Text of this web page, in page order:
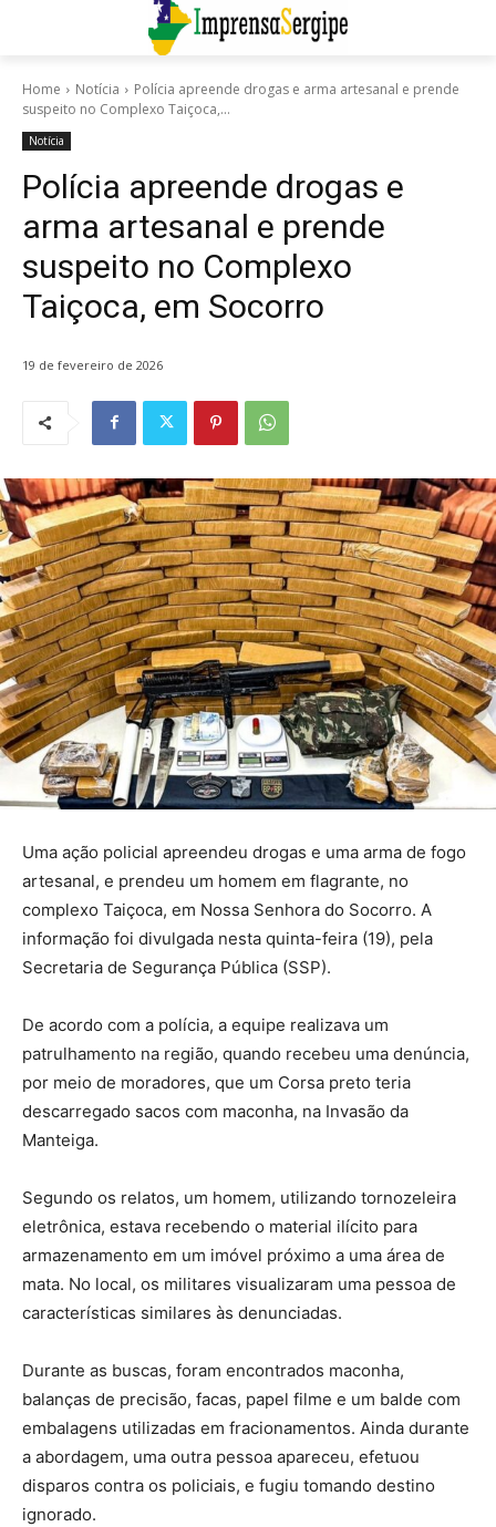
Home Notícia
Polícia apreende drogas e arma artesanal e prende
suspeito no Complexo Taiçoca,...
Notícia
Polícia apreende drogas e
arma artesanal e prende
suspeito no Complexo
Taiçoca, em Socorro
19 de fevereiro de 2026
Uma ação policial apreendeu drogas e uma arma de fogo
artesanal, e prendeu um homem em flagrante, no
complexo Taiçoca, em Nossa Senhora do Socorro. A
informação foi divulgada nesta quinta-feira (19), pela
Secretaria de Segurança Pública (SSP).
De acordo com a polícia, a equipe realizava um
patrulhamento na região, quando recebeu uma denúncia,
por meio de moradores, que um Corsa preto teria
descarregado sacos com maconha, na Invasão da
Manteiga.
Segundo os relatos, um homem, utilizando tornozeleira
eletrônica, estava recebendo o material ilícito para
armazenamento em um imóvel próximo a uma área de
mata. No local, os militares visualizaram uma pessoa de
características similares às denunciadas.
Durante as buscas, foram encontrados maconha,
balanças de precisão, facas, papel filme e um balde com
embalagens utilizadas em fracionamentos. Ainda durante
a abordagem, uma outra pessoa apareceu, efetuou
disparos contra os policiais, e fugiu tomando destino
ignorado.